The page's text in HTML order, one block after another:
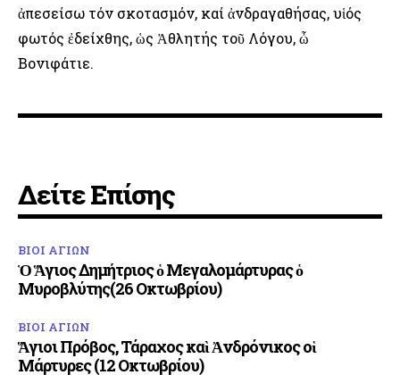
ἀπεσείσω τόν σκοτασμόν, καί ἀνδραγαθήσας, υἱός
φωτός ἐδείχθης, ὡς Ἀθλητής τοῦ Λόγου, ὦ
Βονιφάτιε.
Δείτε Επίσης
ΒΙΟΙ ΑΓΙΩΝ
Ὁ Ἅγιος Δημήτριος ὁ Μεγαλομάρτυρας ὁ
Μυροβλύτης(26 Οκτωβρίου)
ΒΙΟΙ ΑΓΙΩΝ
Ἅγιοι Πρόβος, Τάραχος καὶ Ἀνδρόνικος οἱ
Μάρτυρες (12 Οκτωβρίου)